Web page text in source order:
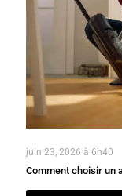
juin 23, 2026 à 6h40
Comment choisir un